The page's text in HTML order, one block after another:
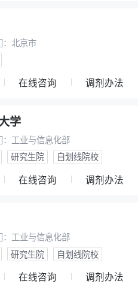
北京市
在线咨询 调剂办法
学
工业与信息化部
研究生院 自划线院校
在线咨询 调剂办法
工业与信息化部
研究生院 自划线院校
在线咨询 调剂办法